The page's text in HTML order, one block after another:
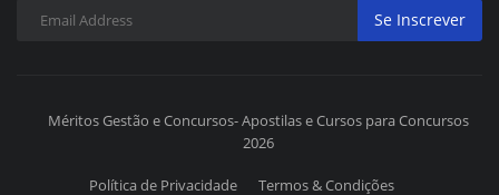
Se Inscrever
Méritos Gestão e Concursos- Apostilas e Cursos para Concursos
2026
Política de Privacidade Termos & Condições